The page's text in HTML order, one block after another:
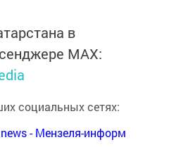
в
MАХ:
социальных сетях:
- Мензеля-информ